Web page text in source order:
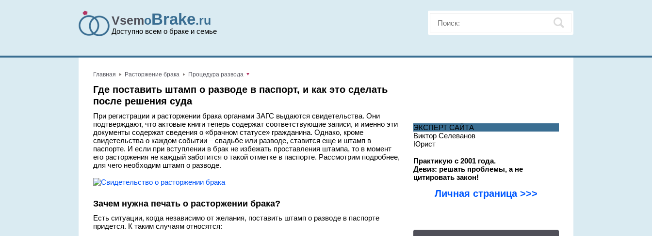
VsemoBrake.ru
Доступно всем о браке и семье
Главная Расторжение брака Процедура развода
Где поставить штамп о разводе в паспорт, и как это сделать
после решения суда
При регистрации и расторжении брака органами ЗАГС выдаются свидетельства. Они
подтверждают, что актовые книги теперь содержат соответствующие записи, и именно эти
документы содержат сведения о «брачном статусе» гражданина. Однако, кроме
свидетельства о каждом событии – свадьбе или разводе, ставится еще и штамп в
паспорте. И если при вступлении в брак не избежать проставления штампа, то в момент
его расторжения не каждый заботится о такой отметке в паспорте. Рассмотрим подробнее,
для чего необходим штамп о разводе.
Зачем нужна печать о расторжении брака?
Есть ситуации, когда независимо от желания, поставить штамп о разводе в паспорте
придется. К таким случаям относятся:
ЭКСПЕРТ САЙТА
Виктор Селеванов
Юрист
Практикую с 2001 года.
Девиз: решать проблемы, а не
цитировать закон!
Личная страница >>>